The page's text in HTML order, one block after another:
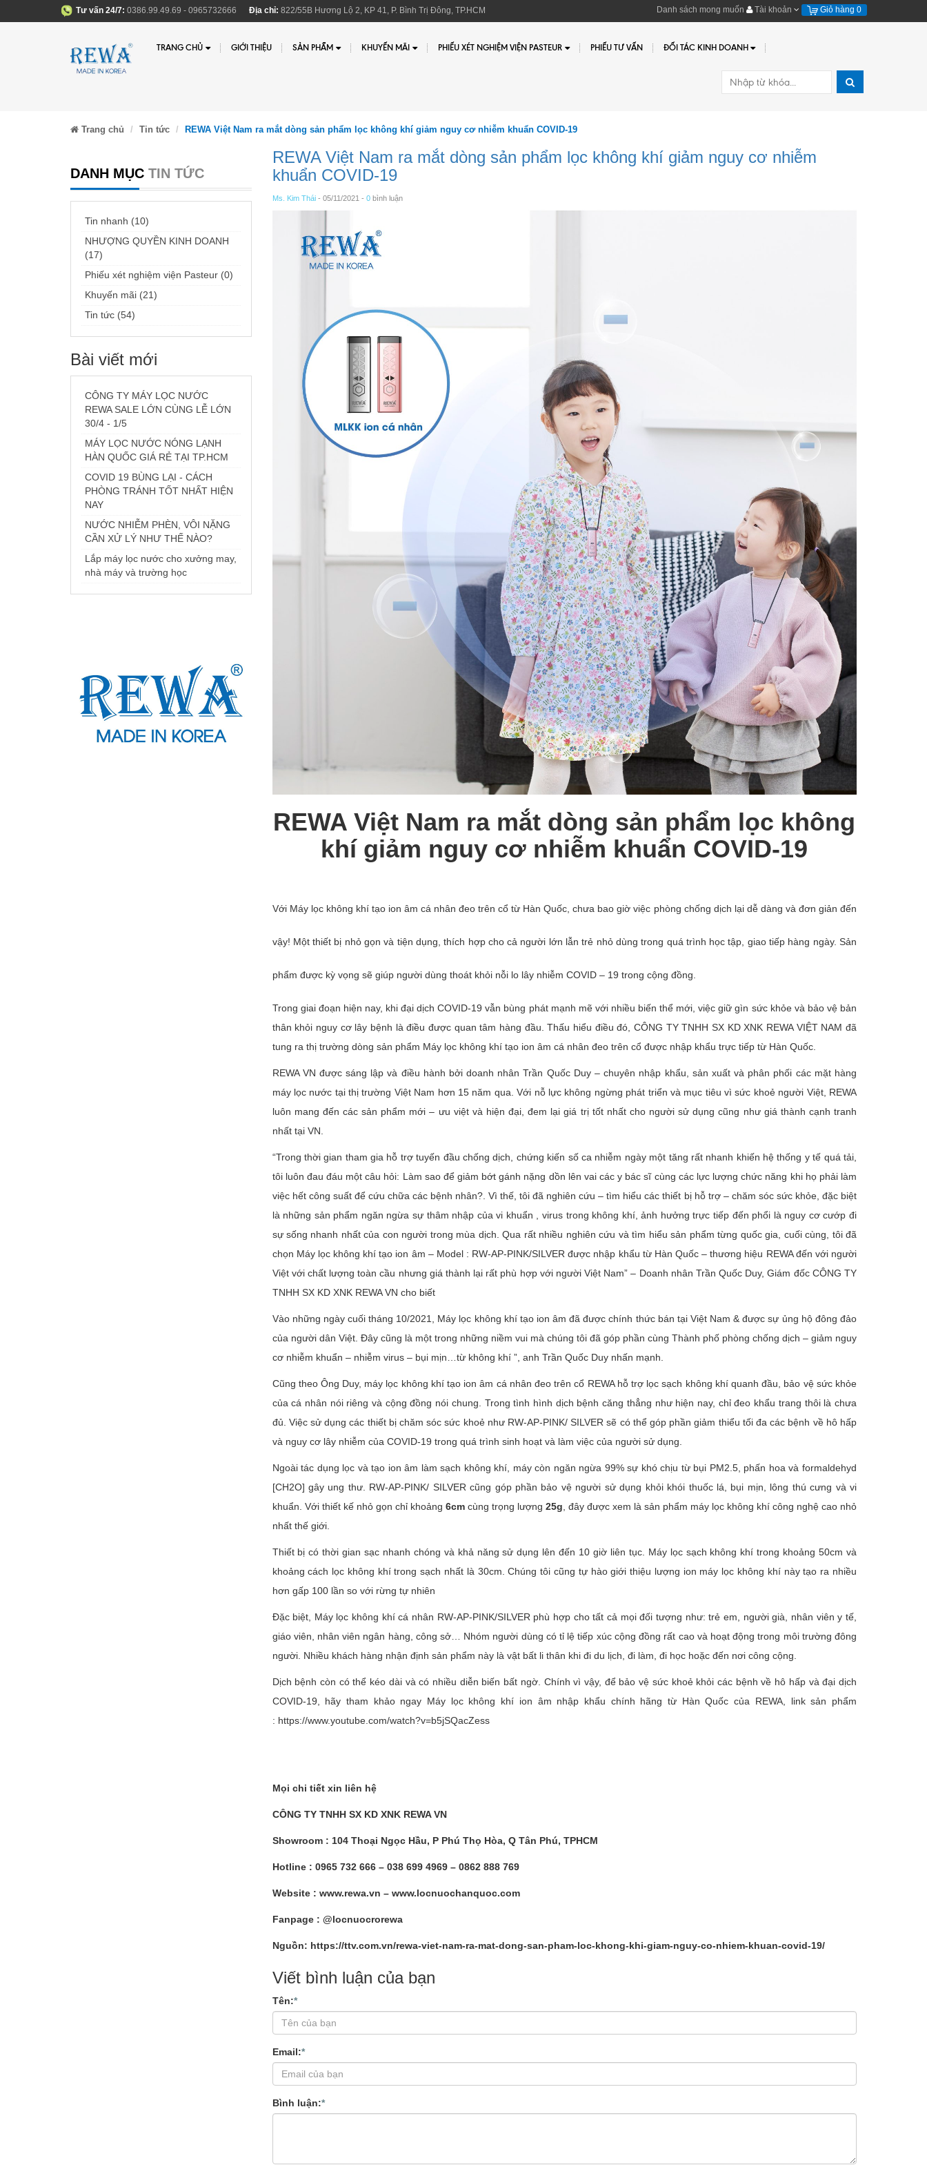
Tư vấn 24/7: 0386.99.49.69 - 0965732666 Địa chỉ: 822/55B Hương Lộ 2, KP 41, P. Bình Trị Đông, TP.HCM Danh sách mong muốn Tài khoản Giỏ hàng 0
TRANG CHỦ GIỚI THIỆU SẢN PHẨM KHUYẾN MÃI PHIẾU XÉT NGHIỆM VIỆN PASTEUR PHIẾU TƯ VẤN ĐỐI TÁC KINH DOANH
Trang chủ Tin tức REWA Việt Nam ra mắt dòng sản phẩm lọc không khí giảm nguy cơ nhiễm khuẩn COVID-19
DANH MỤC TIN TỨC
Tin nhanh (10)
NHƯỢNG QUYỀN KINH DOANH
(17)
Phiếu xét nghiệm viện Pasteur (0)
Khuyến mãi (21)
Tin tức (54)
Bài viết mới
CÔNG TY MÁY LỌC NƯỚC
REWA SALE LỚN CÙNG LỄ LỚN
30/4 - 1/5
MÁY LỌC NƯỚC NÓNG LẠNH
HÀN QUỐC GIÁ RẺ TẠI TP.HCM
COVID 19 BÙNG LẠI - CÁCH
PHÒNG TRÁNH TỐT NHẤT HIỆN
NAY
NƯỚC NHIỄM PHÈN, VÔI NẶNG
CẦN XỬ LÝ NHƯ THẾ NÀO?
Lắp máy lọc nước cho xưởng may,
nhà máy và trường học
REWA Việt Nam ra mắt dòng sản phẩm lọc không khí giảm nguy cơ nhiễm
khuẩn COVID-19
Ms. Kim Thái- 05/11/2021 - 0bình luận
REWA Việt Nam ra mắt dòng sản phẩm lọc không
khí giảm nguy cơ nhiễm khuẩn COVID-19
Với Máy lọc không khí tạo ion âm cá nhân đeo trên cổ từ Hàn Quốc, chưa bao giờ việc phòng chống dịch lại dễ dàng và đơn giản đến
vậy! Một thiết bị nhỏ gọn và tiện dụng, thích hợp cho cả người lớn lẫn trẻ nhỏ dùng trong quá trình học tập, giao tiếp hàng ngày. Sản
phẩm được kỳ vọng sẽ giúp người dùng thoát khỏi nỗi lo lây nhiễm COVID – 19 trong cộng đồng.
Trong giai đoạn hiện nay, khi đại dịch COVID-19 vẫn bùng phát mạnh mẽ với nhiều biến thể mới, việc giữ gìn sức khỏe và bảo vệ bản
thân khỏi nguy cơ lây bệnh là điều được quan tâm hàng đầu. Thấu hiểu điều đó, CÔNG TY TNHH SX KD XNK REWA VIỆT NAM đã
tung ra thị trường dòng sản phẩm Máy lọc không khí tạo ion âm cá nhân đeo trên cổ được nhập khẩu trực tiếp từ Hàn Quốc.
REWA VN được sáng lập và điều hành bởi doanh nhân Trần Quốc Duy – chuyên nhập khẩu, sản xuất và phân phối các mặt hàng
máy lọc nước tại thị trường Việt Nam hơn 15 năm qua. Với nỗ lực không ngừng phát triển và mục tiêu vì sức khoẻ người Việt, REWA
luôn mang đến các sản phẩm mới – ưu việt và hiện đại, đem lại giá trị tốt nhất cho người sử dụng cũng như giá thành cạnh tranh
nhất tại VN.
“Trong thời gian tham gia hỗ trợ tuyến đầu chống dịch, chứng kiến số ca nhiễm ngày một tăng rất nhanh khiến hệ thống y tế quá tải,
tôi luôn đau đáu một câu hỏi: Làm sao để giảm bớt gánh nặng dồn lên vai các y bác sĩ cùng các lực lượng chức năng khi họ phải làm
việc hết công suất để cứu chữa các bệnh nhân?. Vì thế, tôi đã nghiên cứu – tìm hiểu các thiết bị hỗ trợ – chăm sóc sức khỏe, đặc biệt
là những sản phẩm ngăn ngừa sự thâm nhập của vi khuẩn , virus trong không khí, ảnh hưởng trực tiếp đến phổi là nguy cơ cướp đi
sự sống nhanh nhất của con người trong mùa dịch. Qua rất nhiều nghiên cứu và tìm hiểu sản phẩm từng quốc gia, cuối cùng, tôi đã
chọn Máy lọc không khí tạo ion âm – Model : RW-AP-PINK/SILVER được nhập khẩu từ Hàn Quốc – thương hiệu REWA đến với người
Việt với chất lượng toàn cầu nhưng giá thành lại rất phù hợp với người Việt Nam” – Doanh nhân Trần Quốc Duy, Giám đốc CÔNG TY
TNHH SX KD XNK REWA VN cho biết
Vào những ngày cuối tháng 10/2021, Máy lọc không khí tạo ion âm đã được chính thức bán tại Việt Nam & được sự ủng hộ đông đảo
của người dân Việt. Đây cũng là một trong những niềm vui mà chúng tôi đã góp phần cùng Thành phố phòng chống dịch – giảm nguy
cơ nhiễm khuẩn – nhiễm virus – bụi mịn…từ không khí ”, anh Trần Quốc Duy nhấn mạnh.
Cũng theo Ông Duy, máy lọc không khí tạo ion âm cá nhân đeo trên cổ REWA hỗ trợ lọc sạch không khí quanh đầu, bảo vệ sức khỏe
của cá nhân nói riêng và cộng đồng nói chung. Trong tình hình dịch bệnh căng thẳng như hiện nay, chỉ đeo khẩu trang thôi là chưa
đủ. Việc sử dụng các thiết bị chăm sóc sức khoẻ như RW-AP-PINK/ SILVER sẽ có thể góp phần giảm thiểu tối đa các bệnh về hô hấp
và nguy cơ lây nhiễm của COVID-19 trong quá trình sinh hoạt và làm việc của người sử dụng.
Ngoài tác dụng lọc và tạo ion âm làm sạch không khí, máy còn ngăn ngừa 99% sự khó chịu từ bụi PM2.5, phấn hoa và formaldehyd
[CH2O] gây ung thư. RW-AP-PINK/ SILVER cũng góp phần bảo vệ người sử dụng khỏi khói thuốc lá, bụi mịn, lông thú cưng và vi
khuẩn. Với thiết kế nhỏ gọn chỉ khoảng 6cmcùng trọng lượng 25g , đây được xem là sản phẩm máy lọc không khí công nghệ cao nhỏ
nhất thế giới.
Thiết bị có thời gian sạc nhanh chóng và khả năng sử dụng lên đến 10 giờ liên tục. Máy lọc sạch không khí trong khoảng 50cm và
khoảng cách lọc không khí trong sạch nhất là 30cm. Chúng tôi cũng tự hào giới thiệu lượng ion máy lọc không khí này tạo ra nhiều
hơn gấp 100 lần so với rừng tự nhiên
Đặc biệt, Máy lọc không khí cá nhân RW-AP-PINK/SILVER phù hợp cho tất cả mọi đối tượng như: trẻ em, người già, nhân viên y tế,
giáo viên, nhân viên ngân hàng, công sở… Nhóm người dùng có tỉ lệ tiếp xúc cộng đồng rất cao và hoạt động trong môi trường đông
người. Nhiều khách hàng nhận định sản phẩm này là vật bất li thân khi đi du lịch, đi làm, đi học hoặc đến nơi công cộng.
Dịch bệnh còn có thể kéo dài và có nhiều diễn biến bất ngờ. Chính vì vậy, để bảo vệ sức khoẻ khỏi các bệnh về hô hấp và đại dịch
COVID-19, hãy tham khảo ngay Máy lọc không khí ion âm nhập khẩu chính hãng từ Hàn Quốc của REWA, link sản phẩm
: https://www.youtube.com/watch?v=b5jSQacZess
Mọi chi tiết xin liên hệ
CÔNG TY TNHH SX KD XNK REWA VN
Showroom : 104 Thoại Ngọc Hầu, P Phú Thọ Hòa, Q Tân Phú, TPHCM
Hotline : 0965 732 666 – 038 699 4969 – 0862 888 769
Website : www.rewa.vn – www.locnuochanquoc.com
Fanpage : @locnuocrorewa
Nguồn: https://ttv.com.vn/rewa-viet-nam-ra-mat-dong-san-pham-loc-khong-khi-giam-nguy-co-nhiem-khuan-covid-19/
Viết bình luận của bạn
Tên:*
Email:*
Bình luận:*